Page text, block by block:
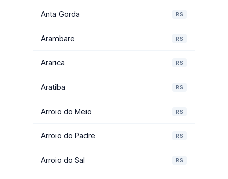
Anta Gorda RS
Arambare RS
Ararica RS
Aratiba RS
Arroio do Meio RS
Arroio do Padre RS
Arroio do Sal RS